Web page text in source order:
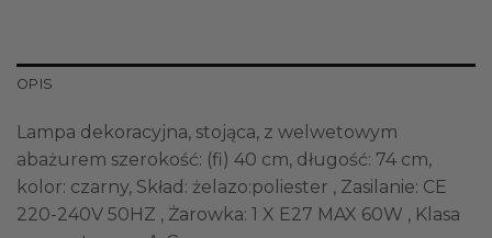
OPIS
Lampa dekoracyjna, stojąca, z welwetowym
abażurem szerokość: (fi) 40 cm, długość: 74 cm,
kolor: czarny, Skład: żelazo:poliester , Zasilanie: CE
220-240V 50HZ , Żarowka: 1 X E27 MAX 60W , Klasa